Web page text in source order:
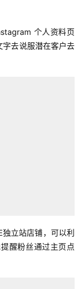
个人资料页
字去说服潜在客户去
立站店铺，可以利
醒粉丝通过主页点